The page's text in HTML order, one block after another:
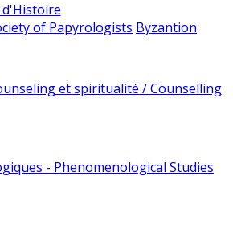
d'Histoire
of Papyrologists Byzantion
et spiritualité / Counselling
- Phenomenological Studies